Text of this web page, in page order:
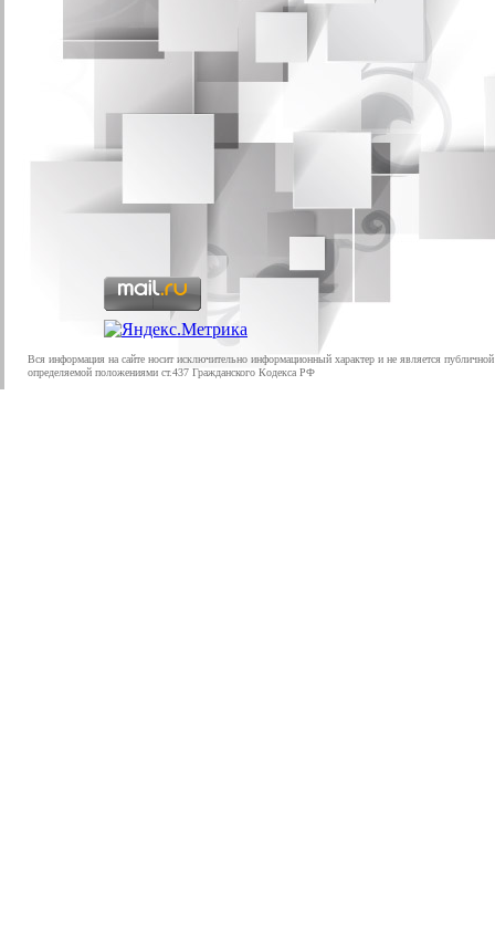
Вся информация на сайте носит исключительно информационный характер и не является
определяемой положениями ст.437 Гражданского Кодекса РФ